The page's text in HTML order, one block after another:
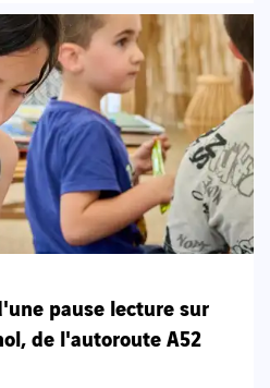
pause lecture sur
de l'autoroute A52